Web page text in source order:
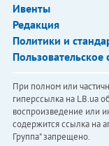
Ивенты
Редакция
Политики и
Пользовательское
При полном или
гиперссылка на LB.ua
воспроизведение или
содержится ссылка на
Группа" запрещено.